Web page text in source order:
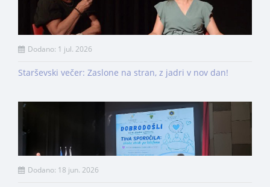
Dodano: 1 jul. 2026
Starševski večer: Zaslone na stran, z jadri v nov dan!
Dodano: 18 jun. 2026